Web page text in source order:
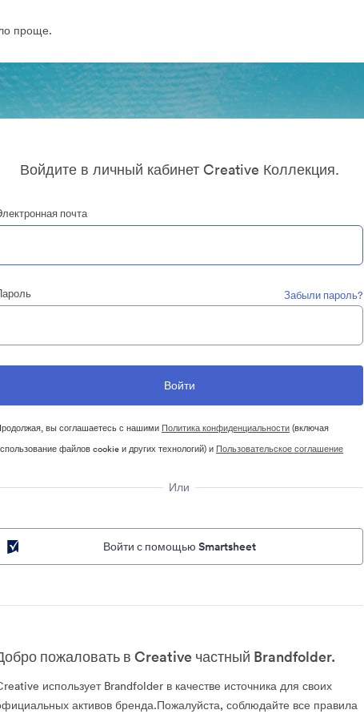
проще.
Войдите в личный кабинет Creative Коллекция.
почта
Забыли пароль?
вы соглашаетесь с нашими Политика конфиденциальности(включая
файлов cookie и других технологий) и Пользовательское соглашение
Или
Войти с помощью Smartsheet
пожаловать в Creative частный Brandfolder.
использует Brandfolder в качестве источника для своих
активов бренда.Пожалуйста, соблюдайте все правила